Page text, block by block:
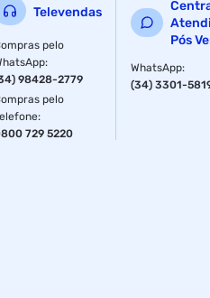
Núcleo Absorvente que Ajuda
Indicação de Uso:
Recomendado para o Uso
Menstrual, Oferecendo
Fornecedor: Melhoramentos
Televendas
pelo
:
98428-2779
pelo
:
729 5220
Pós
WhatsApp:
(34) 3301-